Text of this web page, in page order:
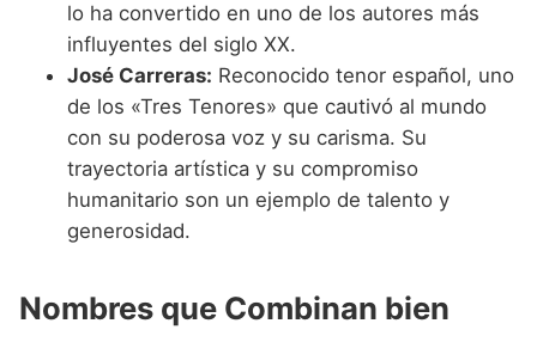
lo ha convertido en uno de los autores más
influyentes del siglo XX.
José Carreras: Reconocido tenor español, uno
de los «Tres Tenores» que cautivó al mundo
con su poderosa voz y su carisma. Su
trayectoria artística y su compromiso
humanitario son un ejemplo de talento y
generosidad.
Nombres que Combinan bien